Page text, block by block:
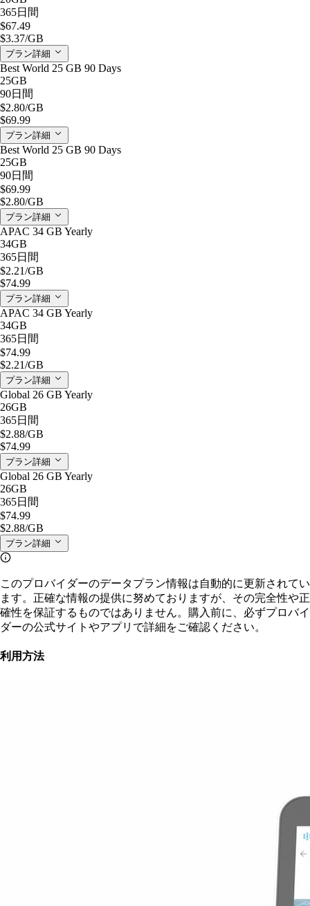
365日間
$67.49
$3.37/GB
プラン詳細
Best World 25 GB 90 Days
25GB
90日間
$2.80/GB
$69.99
プラン詳細
Best World 25 GB 90 Days
25GB
90日間
$69.99
$2.80/GB
プラン詳細
APAC 34 GB Yearly
34GB
365日間
$2.21/GB
$74.99
プラン詳細
APAC 34 GB Yearly
34GB
365日間
$74.99
$2.21/GB
プラン詳細
Global 26 GB Yearly
26GB
365日間
$2.88/GB
$74.99
プラン詳細
Global 26 GB Yearly
26GB
365日間
$74.99
$2.88/GB
プラン詳細
このプロバイダーのデータプラン情報は自動的に更新されてい
ます。正確な情報の提供に努めておりますが、その完全性や正
確性を保証するものではありません。購入前に、必ずプロバイ
ダーの公式サイトやアプリで詳細をご確認ください。
利用方法